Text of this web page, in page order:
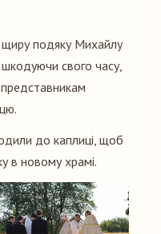
подяку Михайлу
свого часу,
представникам
до каплиці, щоб
в новому храмі.